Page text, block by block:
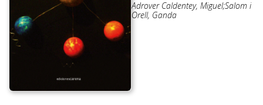
Adrover Caldentey, Miguel;Salom i
Orell, Ganda